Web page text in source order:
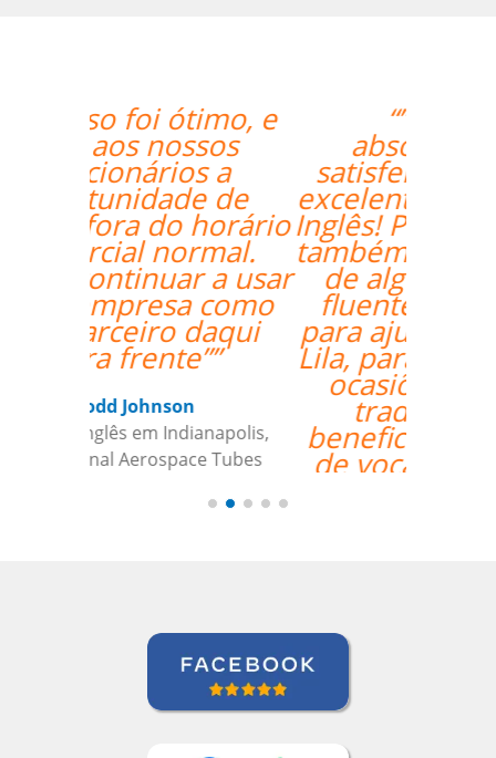
“”Lila está
absolutamente
satisfeita por ter um
excelente professor de
Inglês! Pontos positivos
também para a seleção
de alguém que fala
fluentemente russo
para ajudai ainda mais
Lila, para aquelas raras
ocasiões em que a
tradução pode
beneficiar a aquisição
de vocabulário. Bem
feito!””